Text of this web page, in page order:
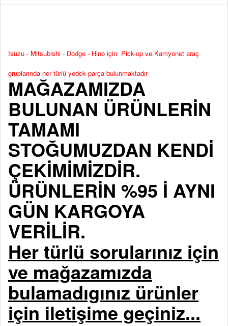
Isuzu - Mitsubishi - Dodge - Hino için Pick-up ve Kamyonet araç
gruplarında her türlü yedek parça bulunmaktadır
MAĞAZAMIZDA
BULUNAN ÜRÜNLERİN
TAMAMI
STOĞUMUZDAN KENDİ
ÇEKİMİMİZDİR.
ÜRÜNLERİN %95 İ AYNI
GÜN KARGOYA
VERİLİR.
Her türlü sorularınız için
ve mağazamızda
bulamadıgınız ürünler
için iletişime geçiniz...